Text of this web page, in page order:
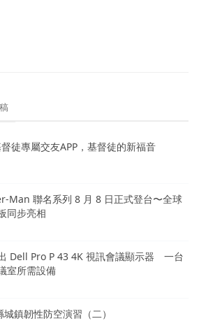
徒專屬交友APP，基督徒的新福音
Man 聯名系列 8 月 8 日正式登台〜全球
同步亮相
Dell Pro P 43 4K 視訊會議顯示器 一台
室所需設備
鎮韌性防空演習（二）